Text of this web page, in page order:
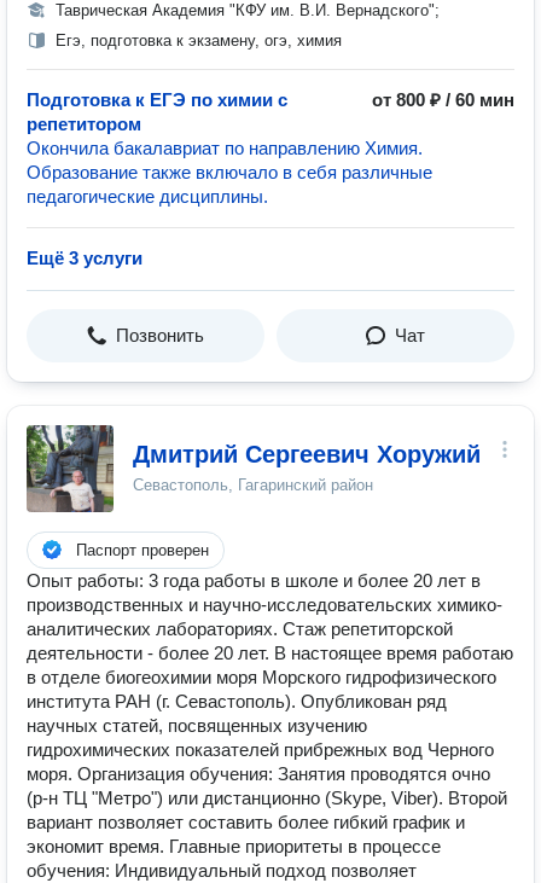
Таврическая Академия "КФУ им. В.И. Вернадского";
Егэ, подготовка к экзамену, огэ, химия
Подготовка к ЕГЭ по химии с
репетитором
от 800 ₽ / 60 мин
Окончила бакалавриат по направлению Химия.
Образование также включало в себя различные
педагогические дисциплины.
Ещё 3 услуги
Позвонить Чат
Дмитрий Сергеевич Хоружий
Севастополь, Гагаринский район
Паспорт проверен
Опыт работы: 3 года работы в школе и более 20 лет в
производственных и научно-исследовательских химико-
аналитических лабораториях. Стаж репетиторской
деятельности - более 20 лет. В настоящее время работаю
в отделе биогеохимии моря Морского гидрофизического
института РАН (г. Севастополь). Опубликован ряд
научных статей, посвященных изучению
гидрохимических показателей прибрежных вод Черного
моря. Организация обучения: Занятия проводятся очно
(р-н ТЦ "Метро") или дистанционно (Skype, Viber). Второй
вариант позволяет составить более гибкий график и
экономит время. Главные приоритеты в процессе
обучения: Индивидуальный подход позволяет